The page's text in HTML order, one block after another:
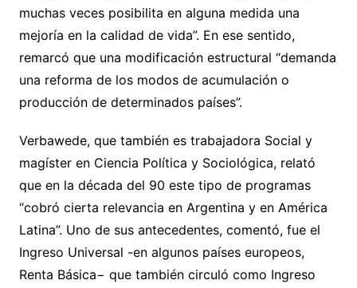
muchas veces posibilita en alguna medida una
mejoría en la calidad de vida”. En ese sentido,
remarcó que una modificación estructural “demanda
una reforma de los modos de acumulación o
producción de determinados países”.
Verbawede, que también es trabajadora Social y
magíster en Ciencia Política y Sociológica, relató
que en la década del 90 este tipo de programas
“cobró cierta relevancia en Argentina y en América
Latina”. Uno de sus antecedentes, comentó, fue el
Ingreso Universal -en algunos países europeos,
Renta Básica− que también circuló como Ingreso